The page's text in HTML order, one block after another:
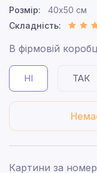
Розмір:
40x50 см
Складність:
В фірмовій
НІ ТАК
Картини за